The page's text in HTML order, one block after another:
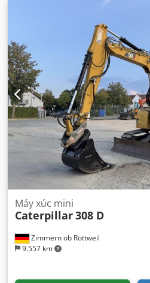
Zimmern ob Rottweil
9.557 km
Máy xúc mini
Caterpillar308 D